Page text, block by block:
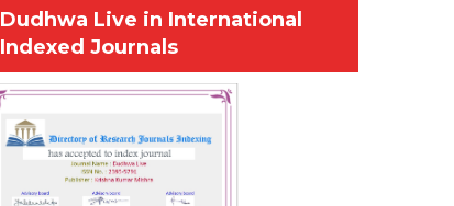
Dudhwa Live in International
Indexed Journals